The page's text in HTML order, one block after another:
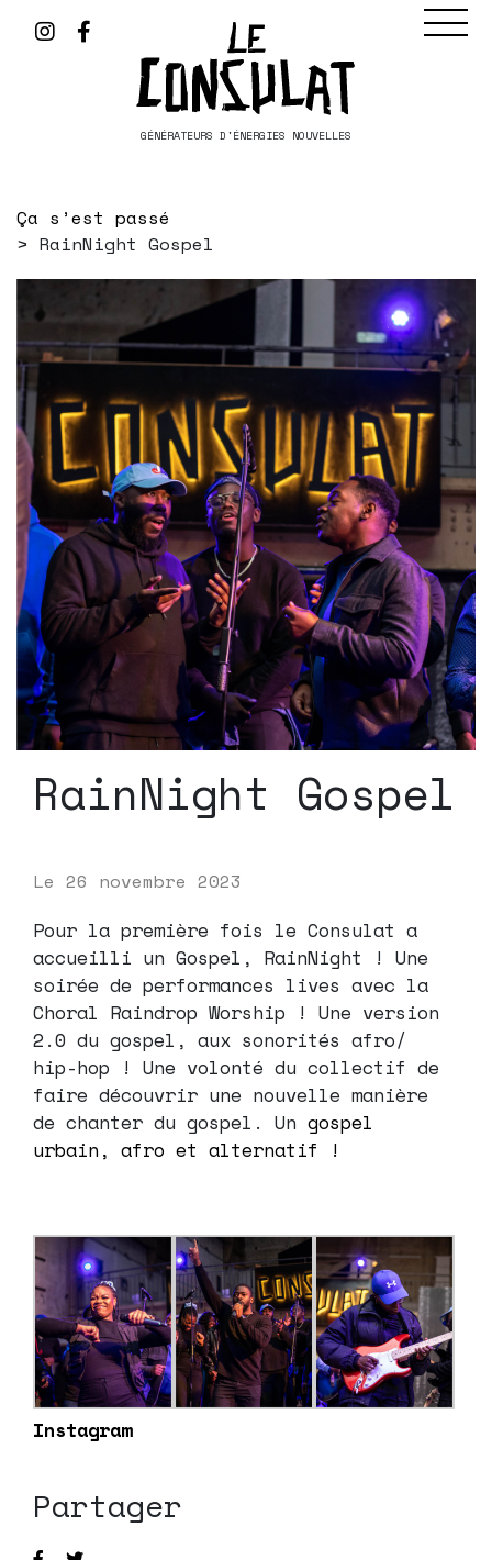
GÉNÉRATEURS D'ÉNERGIES NOUVELLES
Ça s’est passé
RainNight Gospel
RainNight Gospel
Le 26 novembre 2023
Pour la première fois le Consulat a
accueilli un Gospel, RainNight ! Une
soirée de performances lives avec la
Choral Raindrop Worship ! Une version
2.0 du gospel, aux sonorités afro/
hip-hop ! Une volonté du collectif de
faire découvrir une nouvelle manière
de chanter du gospel. Un gospel
urbain, afro et alternatif !
Instagram
Partager